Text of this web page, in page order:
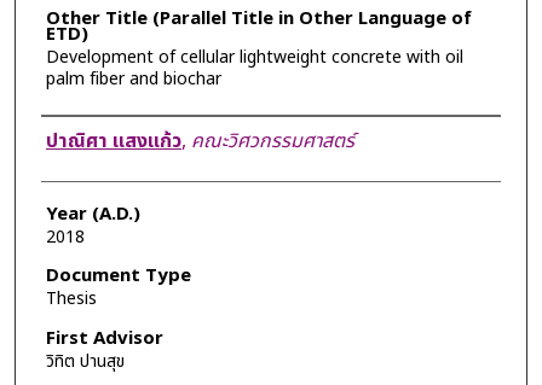
Other Title (Parallel Title in Other Language of
ETD)
Development of cellular lightweight concrete with oil
palm fiber and biochar
Author
ปาณิศา แสงแก้ว, คณะวิศวกรรมศาสตร์
Year (A.D.)
2018
Document Type
Thesis
First Advisor
วิทิต ปานสุข